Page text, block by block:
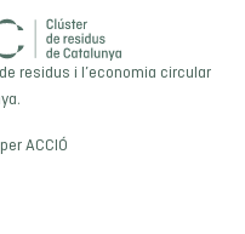
residus i l’economia circular
ACCIÓ